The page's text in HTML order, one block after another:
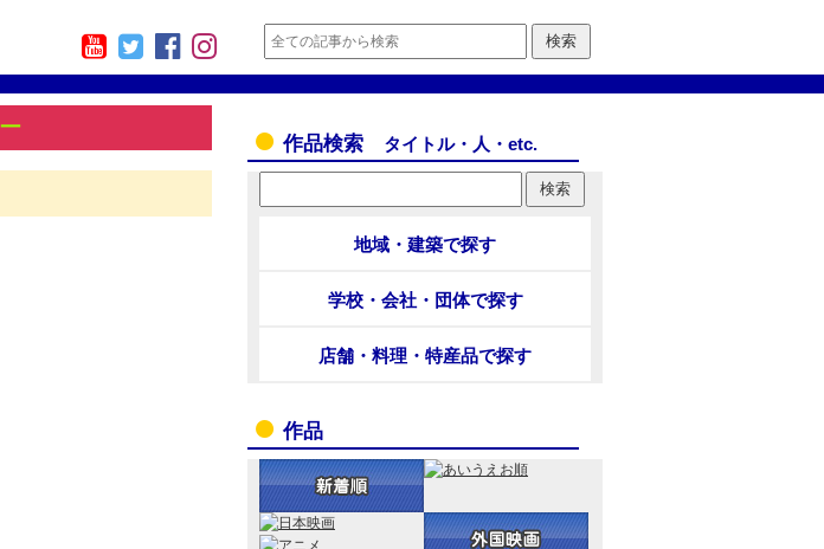
作品検索 タイトル・人・etc.
地域・建築で探す
学校・会社・団体で探す
店舗・料理・特産品で探す
作品